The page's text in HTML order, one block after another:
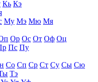
Кь Кэ
Му Мэ Мю Мя
Ор Ос От Оф Оц
Пс Пу
Со Сп Ср Ст Су Сы Сю
Тэ